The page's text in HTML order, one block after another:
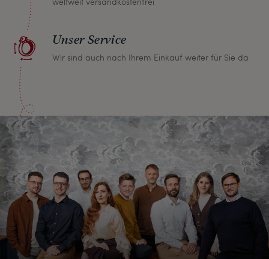
Unser Service
Wir sind auch nach Ihrem Einkauf weiter für Sie da